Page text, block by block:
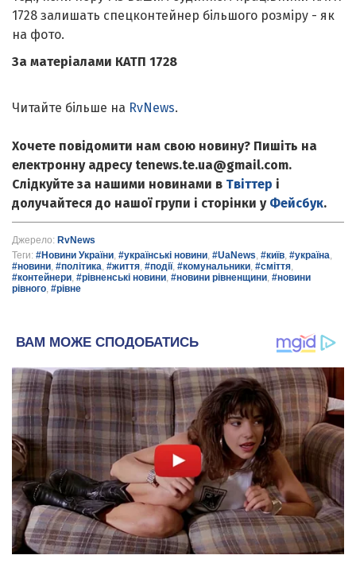
1728 залишать спецконтейнер більшого розміру - як
на фото.
За матеріалами КАТП 1728
Читайте більше на RvNews.
Хочете повідомити нам свою новину? Пишіть на
електронну адресу tenews.te.ua@gmail.com.
Слідкуйте за нашими новинами в Твіттер і
долучайтеся до нашої групи і сторінки у Фейсбук.
Джерело: RvNews
Теги: #Новини України, #українські новини, #UaNews, #київ, #україна,
#новини, #політика, #життя, #події, #комунальники, #сміття,
#контейнери, #рівненські новини, #новини рівненщини, #новини
рівного, #рівне